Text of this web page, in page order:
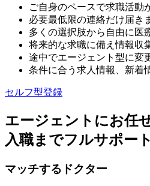
ご自身のペースで求職活動
必要最低限の連絡だけ届き
多くの選択肢から自由に医
将来的な求職に備え情報収
途中でエージェント型に変
条件に合う求人情報、新着
セルフ型登録
エージェントにお任
入職までフルサポート
マッチするドクター